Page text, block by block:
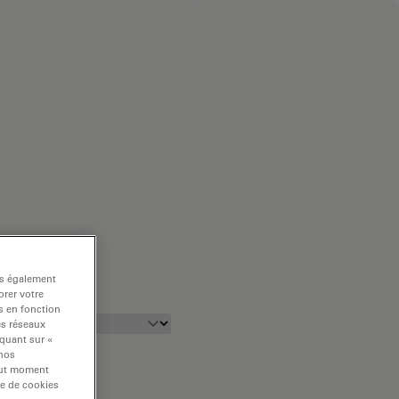
également
votre
en fonction
réseaux
sur «
moment
de cookies